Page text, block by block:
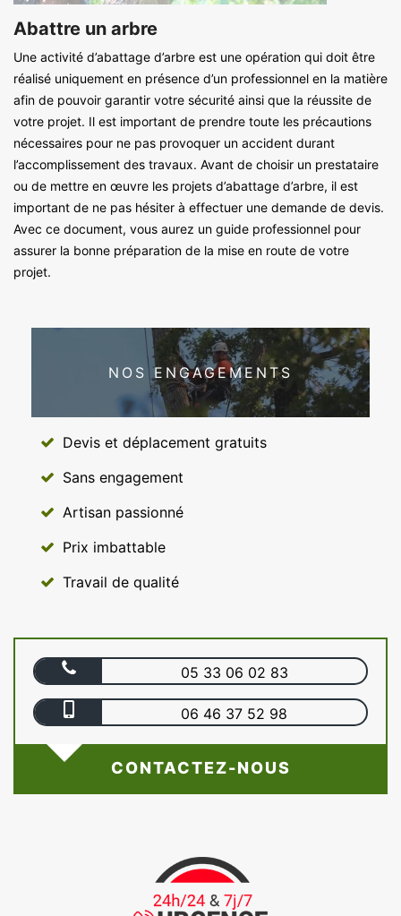
Abattre un arbre
Une activité d’abattage d’arbre est une opération qui doit être
réalisé uniquement en présence d’un professionnel en la matière
afin de pouvoir garantir votre sécurité ainsi que la réussite de
votre projet. Il est important de prendre toute les précautions
nécessaires pour ne pas provoquer un accident durant
l’accomplissement des travaux. Avant de choisir un prestataire
ou de mettre en œuvre les projets d’abattage d’arbre, il est
important de ne pas hésiter à effectuer une demande de devis.
Avec ce document, vous aurez un guide professionnel pour
assurer la bonne préparation de la mise en route de votre
projet.
NOS ENGAGEMENTS
Devis et déplacement gratuits
Sans engagement
Artisan passionné
Prix imbattable
Travail de qualité
05 33 06 02 83
06 46 37 52 98
CONTACTEZ-NOUS